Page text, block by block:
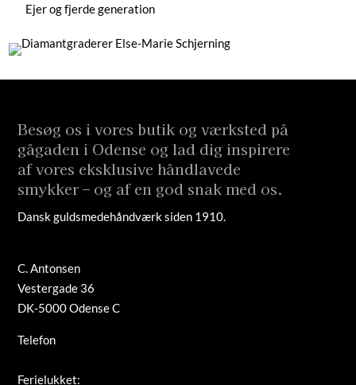
Ejer og fjerde generation
Besøg os i vores butik og værksted på
gågaden i Odense og lad dig inspirere
af vores eksklusive håndlavede
smykker – og af en god snak med os.
Dansk guldsmedehåndværk siden 1910.
C. Antonsen
Vestergade 36
DK-5000 Odense C
Telefon
Ferielukket: